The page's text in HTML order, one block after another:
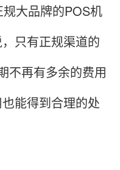
大品牌的POS机
只有正规渠道的
不再有多余的费用
能得到合理的处